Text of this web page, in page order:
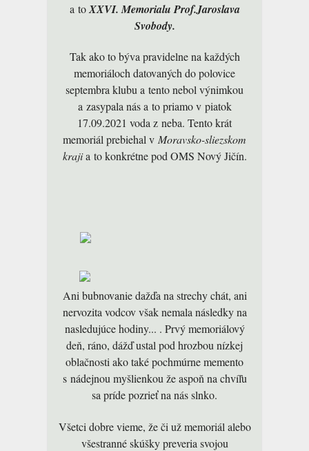
a toXXVI. Memorialu Prof.Jaroslava
Svobody.
Tak ako to býva pravidelne na každých
memoriáloch datovaných do polovice
septembra klubu a tento nebol výnimkou
a zasypala nás a to priamo v piatok
17.09.2021 voda z neba. Tento krát
memoriál prebiehal v Moravsko-sliezskom
krajia to konkrétne pod OMS Nový Jičín.
Ani bubnovanie dažďa na strechy chát, ani
nervozita vodcov však nemala následky na
nasledujúce hodiny... . Prvý memoriálový
deň, ráno, dážď ustal pod hrozbou nízkej
oblačnosti ako také pochmúrne memento
s nádejnou myšlienkou že aspoň na chvíľu
sa príde pozrieť na nás slnko.
Všetci dobre vieme, že či už memoriál alebo
všestranné skúšky preveria svojou